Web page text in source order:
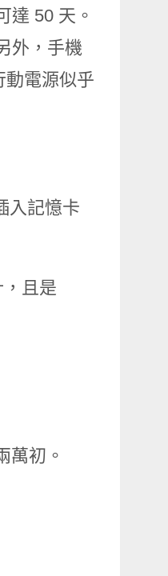
達 50 天。
外，手機
動電源似乎
入記憶卡
且是
萬初。